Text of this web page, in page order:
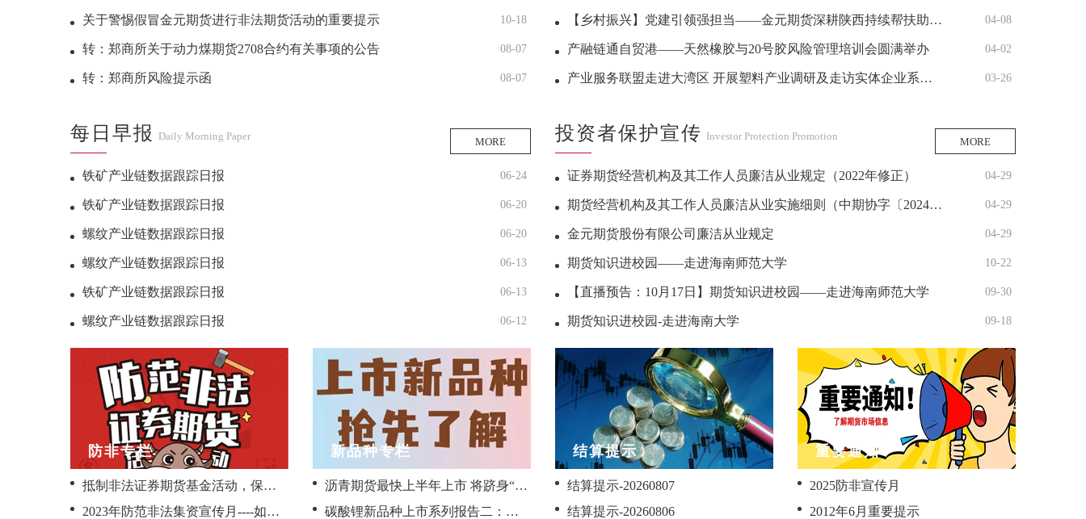
关于警惕假冒金元期货进行非法期货活动的重要提示 10-18
转：郑商所关于动力煤期货2708合约有关事项的公告 08-07
转：郑商所风险提示函 08-07
【乡村振兴】党建引领强担当——金元期货深耕陕西持续帮扶助振兴 04-08
产融链通自贸港——天然橡胶与20号胶风险管理培训会圆满举办 04-02
产业服务联盟走进大湾区 开展塑料产业调研及走访实体企业系列活动 03-26
每日早报 Daily Morning Paper MORE
铁矿产业链数据跟踪日报 06-24
铁矿产业链数据跟踪日报 06-20
螺纹产业链数据跟踪日报 06-20
螺纹产业链数据跟踪日报 06-13
铁矿产业链数据跟踪日报 06-13
螺纹产业链数据跟踪日报 06-12
投资者保护宣传 Investor Protection Promotion MORE
证券期货经营机构及其工作人员廉洁从业规定（2022年修正） 04-29
期货经营机构及其工作人员廉洁从业实施细则（中期协字〔2024〕132号） 04-29
金元期货股份有限公司廉洁从业规定 04-29
期货知识进校园——走进海南师范大学 10-22
【直播预告：10月17日】期货知识进校园——走进海南师范大学 09-30
期货知识进校园-走进海南大学 09-18
防非专栏
抵制非法证券期货基金活动，保护投资者合法权益<br>——2024年全国防范非法证券期货基金宣传月活动
2023年防范非法集资宣传月----如何应对及辨识非法期货交易
新品种专栏
沥青期货最快上半年上市 将跻身“小合约”行列
碳酸锂新品种上市系列报告二：碳酸锂供需情况介绍--金元期货
结算提示
结算提示-20260807
结算提示-20260806
重要通知
2025防非宣传月
2012年6月重要提示